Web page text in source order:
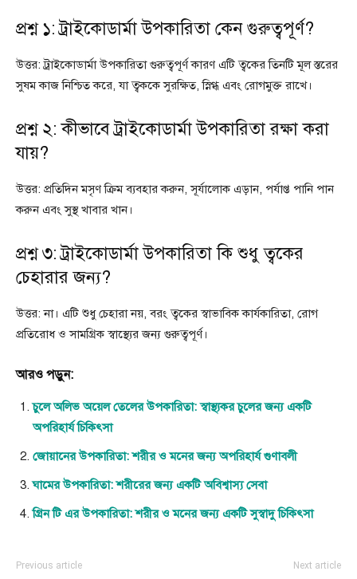
প্রশ্ন ১: ট্রাইকোডার্মা উপকারিতা কেন গুরুত্বপূর্ণ?
উত্তর: ট্রাইকোডার্মা উপকারিতা গুরুত্বপূর্ণ কারণ এটি ত্বকের তিনটি মূল স্তরের
সুষম কাজ নিশ্চিত করে, যা ত্বককে সুরক্ষিত, স্নিগ্ধ এবং রোগমুক্ত রাখে।
প্রশ্ন ২: কীভাবে ট্রাইকোডার্মা উপকারিতা রক্ষা করা
যায়?
উত্তর: প্রতিদিন মসৃণ ক্রিম ব্যবহার করুন, সূর্যালোক এড়ান, পর্যাপ্ত পানি পান
করুন এবং সুস্থ খাবার খান।
প্রশ্ন ৩: ট্রাইকোডার্মা উপকারিতা কি শুধু ত্বকের
চেহারার জন্য?
উত্তর: না। এটি শুধু চেহারা নয়, বরং ত্বকের স্বাভাবিক কার্যকারিতা, রোগ
প্রতিরোধ ও সামগ্রিক স্বাস্থ্যের জন্য গুরুত্বপূর্ণ।
আরও পড়ুন:
চুলে অলিভ অয়েল তেলের উপকারিতা: স্বাস্থ্যকর চুলের জন্য একটি
অপরিহার্য চিকিৎসা
জোয়ানের উপকারিতা: শরীর ও মনের জন্য অপরিহার্য গুণাবলী
ঘামের উপকারিতা: শরীরের জন্য একটি অবিশ্বাস্য সেবা
গ্রিন টি এর উপকারিতা: শরীর ও মনের জন্য একটি সুস্বাদু চিকিৎসা
Previous article Next article